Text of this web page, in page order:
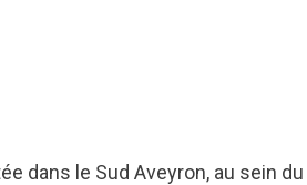
dans le Sud Aveyron, au sein du